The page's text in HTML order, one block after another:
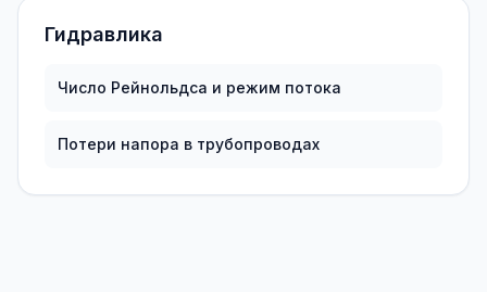
Гидравлика
Число Рейнольдса и режим потока
Потери напора в трубопроводах